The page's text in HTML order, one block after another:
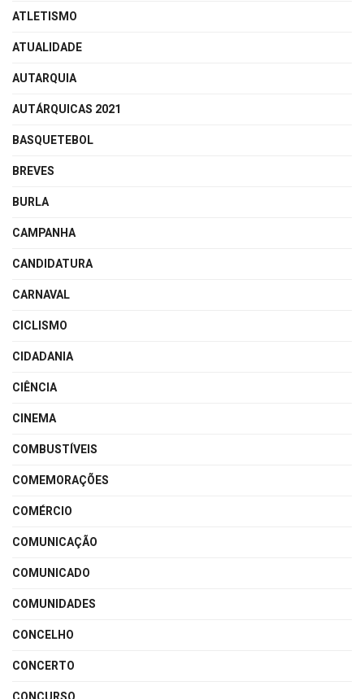
ATLETISMO
ATUALIDADE
AUTARQUIA
AUTÁRQUICAS 2021
BASQUETEBOL
BREVES
BURLA
CAMPANHA
CANDIDATURA
CARNAVAL
CICLISMO
CIDADANIA
CIÊNCIA
CINEMA
COMBUSTÍVEIS
COMEMORAÇÕES
COMÉRCIO
COMUNICAÇÃO
COMUNICADO
COMUNIDADES
CONCELHO
CONCERTO